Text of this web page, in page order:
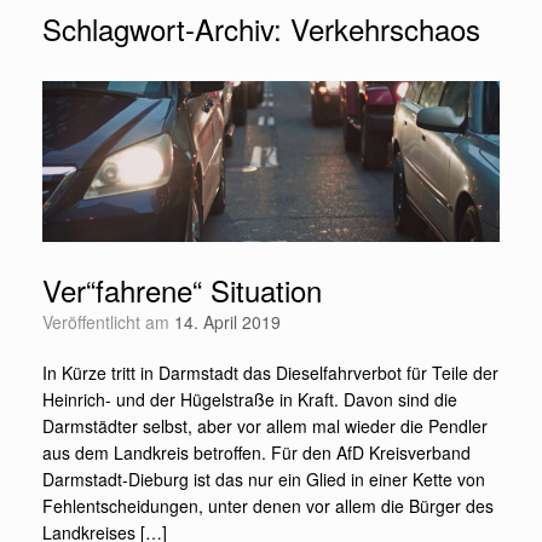
Schlagwort-Archiv: Verkehrschaos
Ver“fahrene“ Situation
Veröffentlicht am 14. April 2019
In Kürze tritt in Darmstadt das Dieselfahrverbot für Teile der
Heinrich- und der Hügelstraße in Kraft. Davon sind die
Darmstädter selbst, aber vor allem mal wieder die Pendler
aus dem Landkreis betroffen. Für den AfD Kreisverband
Darmstadt-Dieburg ist das nur ein Glied in einer Kette von
Fehlentscheidungen, unter denen vor allem die Bürger des
Landkreises […]